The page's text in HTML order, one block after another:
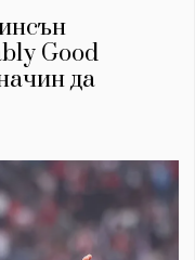
Good
да